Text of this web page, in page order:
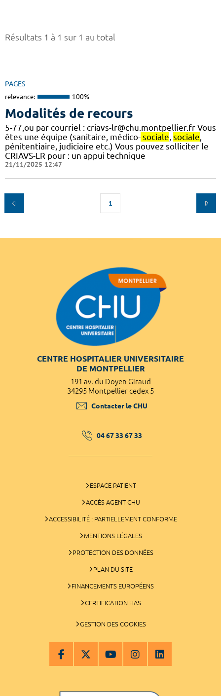
Résultats 1 à 1 sur 1 au total
PAGES
relevance: 100%
Modalités de recours
5-77,ou par courriel : criavs-lr@chu.montpellier.fr Vous
êtes une équipe (sanitaire, médico- sociale sociale
pénitentiaire, judiciaire etc.) Vous pouvez solliciter le
CRIAVS-LR pour : un appui technique
21/11/2025 12:47
1
CENTRE HOSPITALIER UNIVERSITAIRE
DE MONTPELLIER
191 av. du Doyen Giraud
34295 Montpellier cedex 5
Contacter le CHU
04 67 33 67 33
ESPACE PATIENT
ACCÈS AGENT CHU
ACCESSIBILITÉ : PARTIELLEMENT CONFORME
MENTIONS LÉGALES
PROTECTION DES DONNÉES
PLAN DU SITE
FINANCEMENTS EUROPÉENS
CERTIFICATION HAS
GESTION DES COOKIES